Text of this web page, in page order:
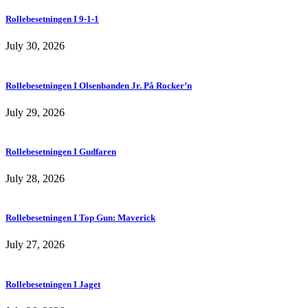
Rollebesetningen I 9-1-1
July 30, 2026
Rollebesetningen I Olsenbanden Jr. På Rocker’n
July 29, 2026
Rollebesetningen I Gudfaren
July 28, 2026
Rollebesetningen I Top Gun: Maverick
July 27, 2026
Rollebesetningen I Jaget